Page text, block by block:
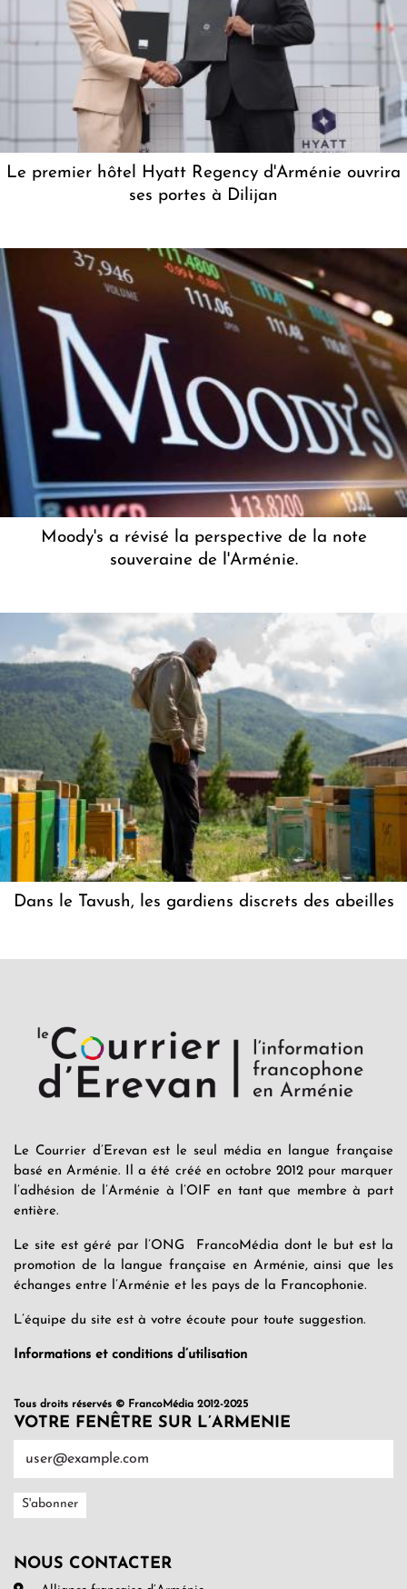
Le premier hôtel Hyatt Regency d'Arménie ouvrira
ses portes à Dilijan
Moody's a révisé la perspective de la note
souveraine de l'Arménie.
Dans le Tavush, les gardiens discrets des abeilles
Le Courrier d’Erevan est le seul média en langue française
basé en Arménie. Il a été créé en octobre 2012 pour marquer
l’adhésion de l’Arménie à l’OIF en tant que membre à part
entière.
Le site est géré par l’ONG FrancoMédia dont le but est la
promotion de la langue française en Arménie, ainsi que les
échanges entre l’Arménie et les pays de la Francophonie.
L’équipe du site est à votre écoute pour toute suggestion.
Informations et conditions d’utilisation
Tous droits réservés © FrancoMédia 2012-2025
VOTRE FENÊTRE SUR L’ARMENIE
NOUS CONTACTER